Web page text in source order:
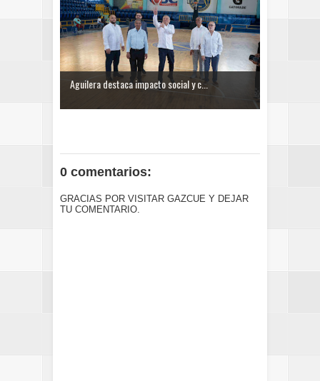
Aguilera destaca impacto social y c...
0 comentarios:
GRACIAS POR VISITAR GAZCUE Y DEJAR
TU COMENTARIO.